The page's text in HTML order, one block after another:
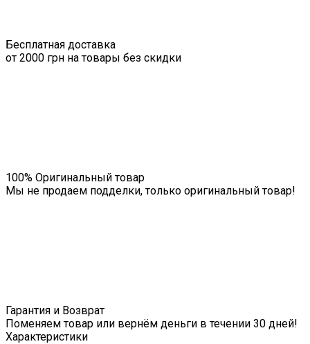
Бесплатная доставка
от 2000 грн на товары без скидки
100% Оригинальный товар
Мы не продаем подделки, только оригинальный товар!
Гарантия и Возврат
Поменяем товар или вернём деньги в течении 30 дней!
Характеристики